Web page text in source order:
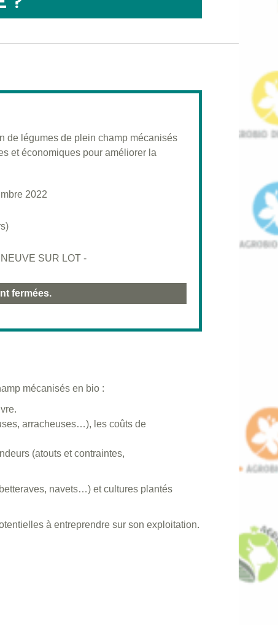
de légumes de plein champ mécanisés
et économiques pour améliorer la
2022
SUR LOT -
fermées.
mécanisés en bio :
arracheuses…), les coûts de
(atouts et contraintes,
navets…) et cultures plantés
à entreprendre sur son exploitation.